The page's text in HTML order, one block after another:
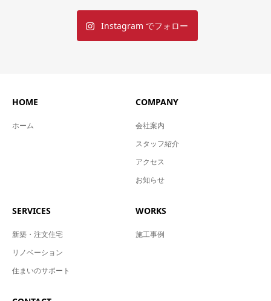
Instagram でフォロー
HOME
ホーム
COMPANY
会社案内
スタッフ紹介
アクセス
お知らせ
SERVICES
新築・注文住宅
リノベーション
住まいのサポート
WORKS
施工事例